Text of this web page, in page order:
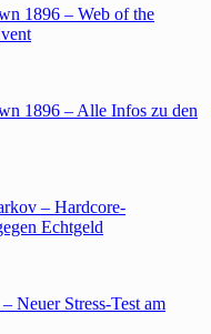
1896 – Web of the
1896 – Alle Infos zu den
– Hardcore-
Echtgeld
Neuer Stress-Test am